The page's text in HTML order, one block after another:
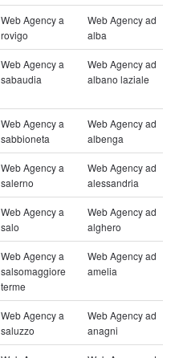
Web Agency a
rovigo
Web Agency ad
alba
Web Agency a
sabaudia
Web Agency ad
albano laziale
Web Agency a
sabbioneta
Web Agency ad
albenga
Web Agency a
salerno
Web Agency ad
alessandria
Web Agency a
salo
Web Agency ad
alghero
Web Agency a
salsomaggiore
terme
Web Agency ad
amelia
Web Agency a
saluzzo
Web Agency ad
anagni